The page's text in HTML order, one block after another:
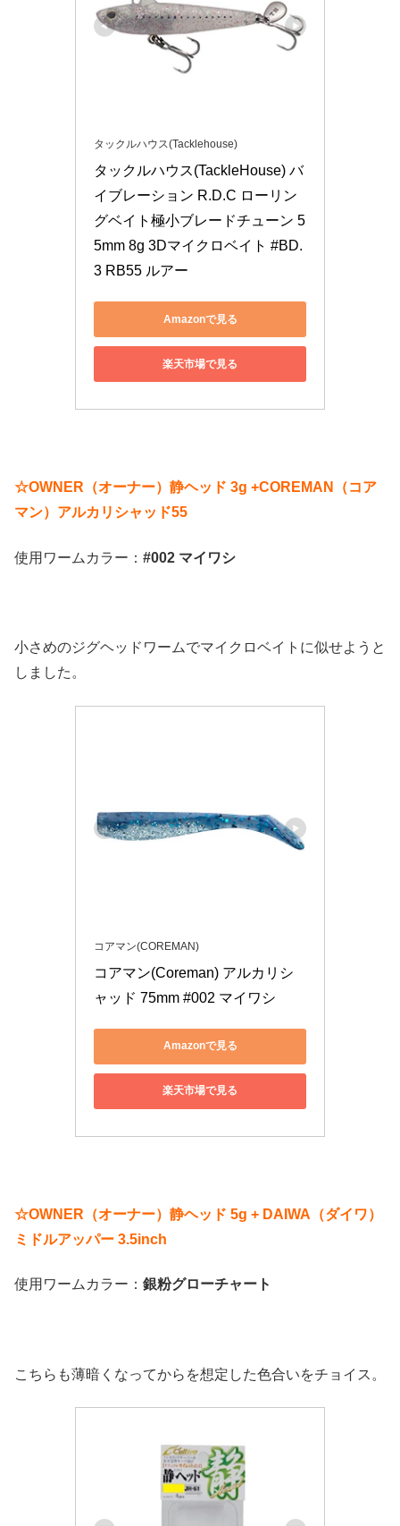
タックルハウス(Tacklehouse)
タックルハウス(TackleHouse) バ
イブレーション R.D.C ローリン
グベイト極小ブレードチューン 5
5mm 8g 3Dマイクロベイト #BD.
3 RB55 ルアー
Amazonで見る
楽天市場で見る
☆OWNER（オーナー）静ヘッド 3g +COREMAN（コア
マン）アルカリシャッド55
使用ワームカラー： #002 マイワシ
小さめのジグヘッドワームでマイクロベイトに似せようと
しました。
コアマン(COREMAN)
コアマン(Coreman) アルカリシ
ャッド 75mm #002 マイワシ
Amazonで見る
楽天市場で見る
☆OWNER（オーナー）静ヘッド 5g + DAIWA（ダイワ）
ミドルアッパー 3.5inch
使用ワームカラー： 銀粉グローチャート
こちらも薄暗くなってからを想定した色合いをチョイス。